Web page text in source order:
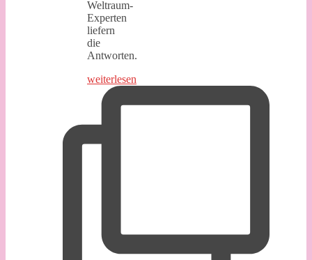
Weltraum-
Experten
liefern
die
Antworten.
weiterlesen